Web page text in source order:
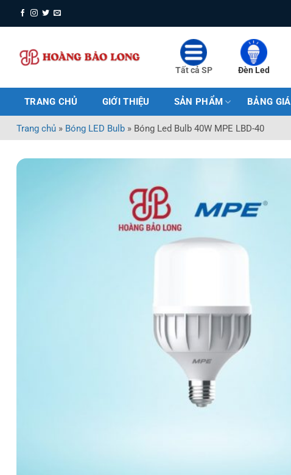
dung
Tất cả SP Đèn Led
TRANG CHỦ GIỚI THIỆU SẢN PHẨM BẢNG GIÁ
Trang chủ » Bóng LED Bulb » Bóng Led Bulb 40W MPE LBD-40